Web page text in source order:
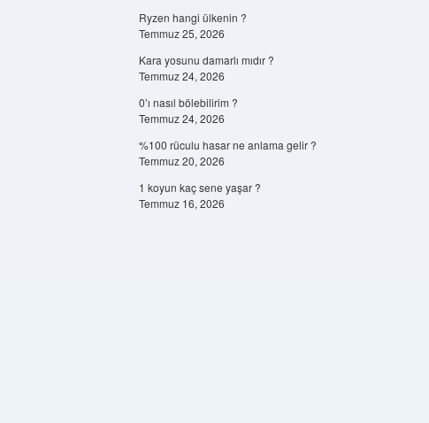
Ryzen hangi ülkenin ?
Temmuz 25, 2026
Kara yosunu damarlı mıdır ?
Temmuz 24, 2026
0’ı nasıl bölebilirim ?
Temmuz 24, 2026
%100 rüculu hasar ne anlama gelir ?
Temmuz 20, 2026
1 koyun kaç sene yaşar ?
Temmuz 16, 2026